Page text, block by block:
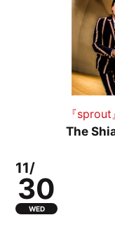
『sprout
The
11/
30
WED